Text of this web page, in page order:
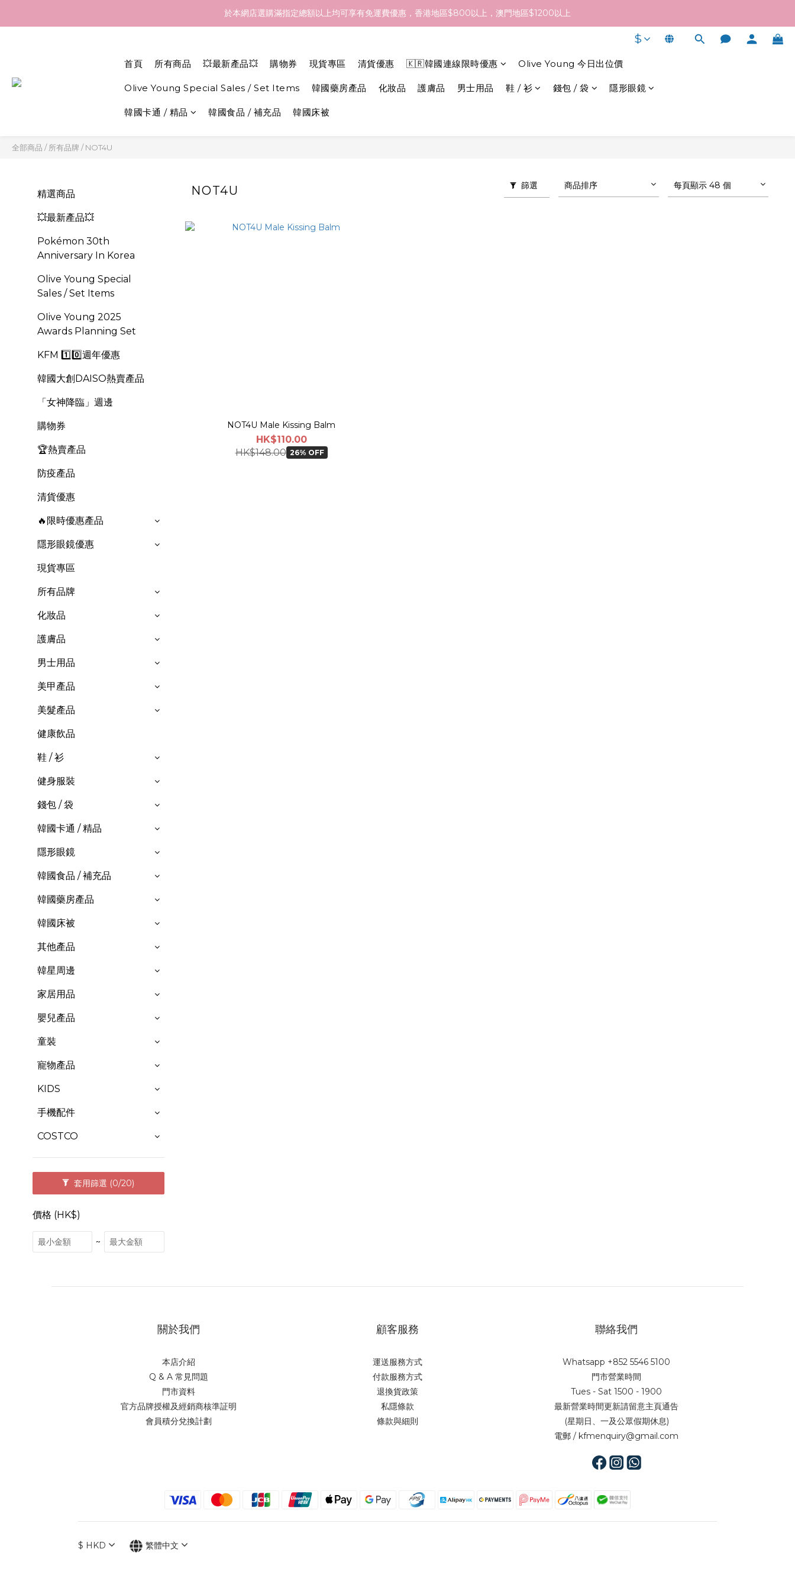
訂貨到貨資訊：於 05 - 18/Aug 期間訂貨，預計於 26/Aug 到港，最終亦要視乎各品牌最終發貨日子及出貨速度而定。
於本網店選購滿指定總額以上均可享有免運費優惠，香港地區$800以上，澳門地區$1200以上
$
首頁 所有商品 💥最新產品💥 購物券 現貨專區 清貨優惠 🇰🇷韓國連線限時優惠 Olive Young 今日出位價
Olive Young Special Sales / Set Items 韓國藥房產品 化妝品 護膚品 男士用品 鞋 / 衫 錢包 / 袋 隱形眼鏡
韓國卡通 / 精品 韓國食品 / 補充品 韓國床被
全部商品 /所有品牌 /NOT4U
精選商品
💥最新產品💥
Pokémon 30th
Anniversary In Korea
Olive Young Special
Sales / Set Items
OIive Young 2025
Awards Planning Set
KFM 1️⃣0️⃣週年優惠
韓國大創DAISO熱賣產品
「女神降臨」週邊
購物券
🏆熱賣產品
防疫產品
清貨優惠
🔥限時優惠產品
隱形眼鏡優惠
現貨專區
所有品牌
化妝品
護膚品
男士用品
美甲產品
美髮產品
健康飲品
鞋 / 衫
健身服裝
錢包 / 袋
韓國卡通 / 精品
隱形眼鏡
韓國食品 / 補充品
韓國藥房產品
韓國床被
其他產品
韓星周邊
家居用品
嬰兒產品
童裝
寵物產品
KIDS
手機配件
COSTCO
套用篩選 (0/20)
價格 (HK$)
~
NOT4U 篩選 商品排序 每頁顯示 48 個
NOT4U Male Kissing Balm
HK$110.00
HK$148.00 26% OFF
關於我們
本店介紹
Q & A 常見問題
門市資料
官方品牌授權及經銷商核準証明
會員積分兌換計劃
顧客服務
運送服務方式
付款服務方式
退換貨政策
私隱條款
條款與細則
聯絡我們
Whatsapp +852 5546 5100
門市營業時間
Tues - Sat 1500 - 1900
最新營業時間更新請留意主頁通告
(星期日、一及公眾假期休息)
電郵 / kfmenquiry@gmail.com
$ HKD 繁體中文